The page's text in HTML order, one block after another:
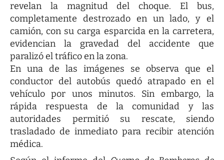
revelan la magnitud del choque. El bus,
completamente destrozado en un lado, y el
camión, con su carga esparcida en la carretera,
evidencian la gravedad del accidente que
paralizó el tráfico en la zona.
En una de las imágenes se observa que el
conductor del autobús quedó atrapado en el
vehículo por unos minutos. Sin embargo, la
rápida respuesta de la comunidad y las
autoridades permitió su rescate, siendo
trasladado de inmediato para recibir atención
médica.